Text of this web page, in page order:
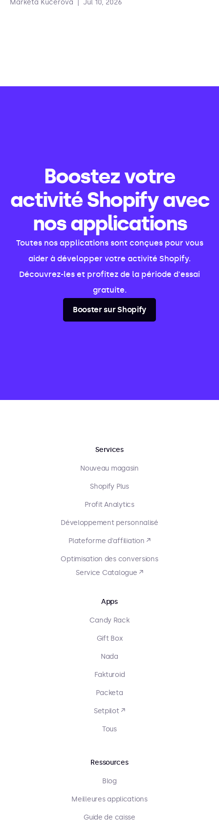
Markéta Kučerová Jul 10, 2026
Boostez votre
activité Shopify avec
nos applications
Toutes nos applications sont conçues pour vous
aider à développer votre activité Shopify.
Découvrez-les et profitez de la période d'essai
gratuite.
Booster sur Shopify
Services
Nouveau magasin
Shopify Plus
Profit Analytics
Développement personnalisé
Plateforme d'affiliation ↗
Optimisation des conversions
Service Catalogue ↗
Apps
Candy Rack
Gift Box
Nada
Fakturoid
Packeta
Setpilot ↗
Tous
Ressources
Blog
Meilleures applications
Guide de caisse